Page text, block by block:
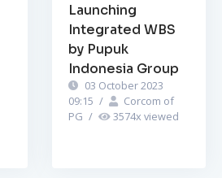
Launching
Integrated WBS
by Pupuk
Indonesia Group
03 October 2023
09:15 /
Corcom of
PG / 3574x viewed